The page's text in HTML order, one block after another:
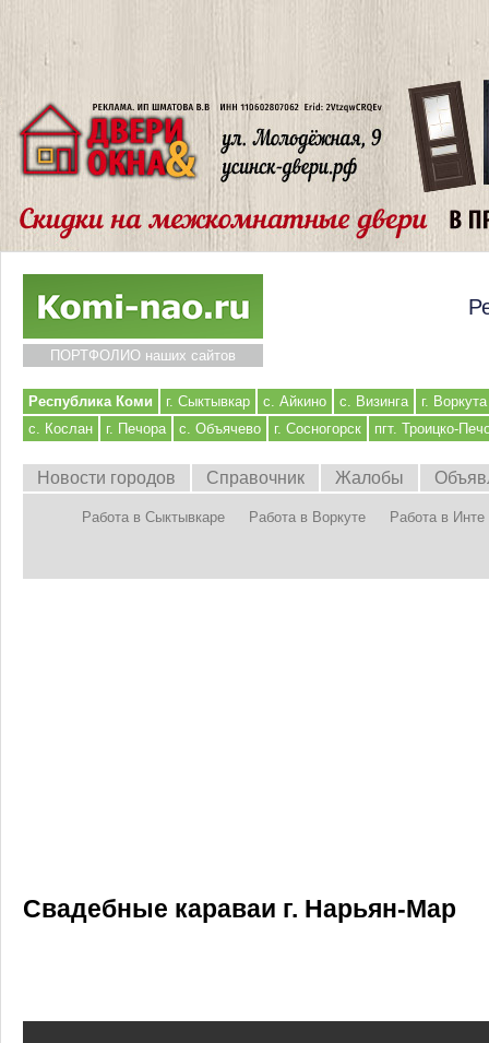
ПОРТФОЛИО наших сайтов
Республика Коми г. Сыктывкар с. Айкино с. Визинга
г. Воркута
с. Кослан
г. Печора с. Объячево г. Сосногорск пгт. Троицко-
Новости городов Справочник Жалобы
Работа в Сыктывкаре Работа в Воркуте Работа в Инте
Свадебные караваи г. Нарьян-Мар